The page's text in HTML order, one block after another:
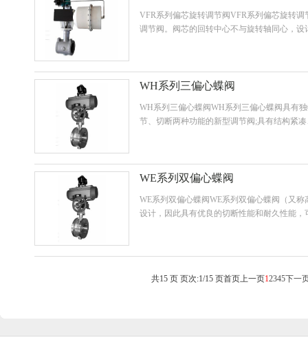
VFR系列偏芯旋转调节阀VFR系列偏芯旋转
调节阀。阀芯的回转中心不与旋转轴同心，
WH系列三偏心蝶阀
WH系列三偏心蝶阀WH系列三偏心蝶阀具有
节、切断两种功能的新型调节阀;具有结构紧
WE系列双偏心蝶阀
WE系列双偏心蝶阀WE系列双偏心蝶阀（又
设计，因此具有优良的切断性能和耐久性能
共15 页 页次:1/15 页首页上一页12345下一